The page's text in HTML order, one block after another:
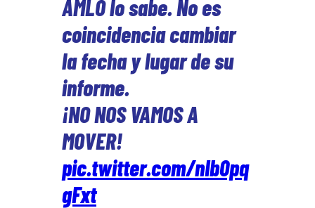
AMLO lo sabe. No es
coincidencia cambiar
la fecha y lugar de su
informe.
¡NO NOS VAMOS A
MOVER!
pic.twitter.com/nIb0pq
gFxt